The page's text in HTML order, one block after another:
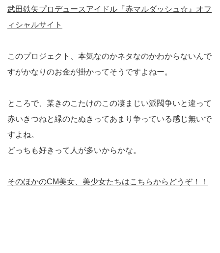
武田鉄矢プロデュースアイドル『赤マルダッシュ☆』オフ
ィシャルサイト
このプロジェクト、本気なのかネタなのかわからないんで
すがかなりのお金が掛かってそうですよねー。
ところで、某きのこたけのこの凄まじい派閥争いと違って
赤いきつねと緑のたぬきってあまり争っている感じ無いで
すよね。
どっちも好きって人が多いからかな。
そのほかのCM美女、美少女たちはこちらからどうぞ！！